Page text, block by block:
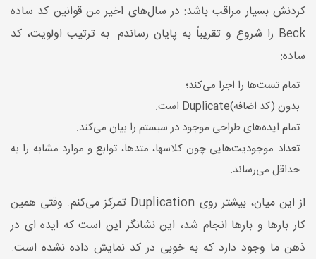
کردنش بسیار مراقب باشد: در سال‌های اخیر من قوانین کد ساده
Beck را شروع و تقریباً به پایان رساندم. به ترتیب اولویت، کد
ساده:
تمام تست‌ها را اجرا می‌کند؛
بدون (کد اضافه)Duplicate است.
تمام ایده‌های طراحی موجود در سیستم را بیان می‌کند.
تعداد موجودیت‌هایی چون کلاسها، متدها، توابع و موارد مشابه را به
حداقل می‌رساند.
از این میان، بیشتر روی Duplication تمرکز می‌کنم. وقتی همین
کار بارها و بارها انجام شد، این نشانگر این است که ایده ای در
ذهن ما وجود دارد که به خوبی در کد نمایش داده نشده است.